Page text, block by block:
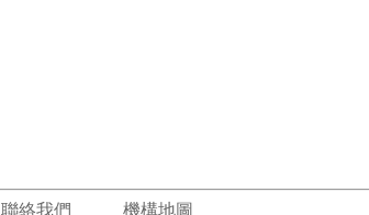
聯絡我們 機構地圖